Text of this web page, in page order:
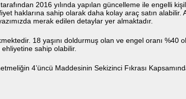
2016 yılında yapılan güncelleme ile engelli
haklarına sahip olarak daha kolay araç satın
merak edilen detaylar yer almaktadır.
18 yaşını doldurmuş olan ve engel oranı
sahip olabilir.
4’üncü Maddesinin Sekizinci Fıkrası